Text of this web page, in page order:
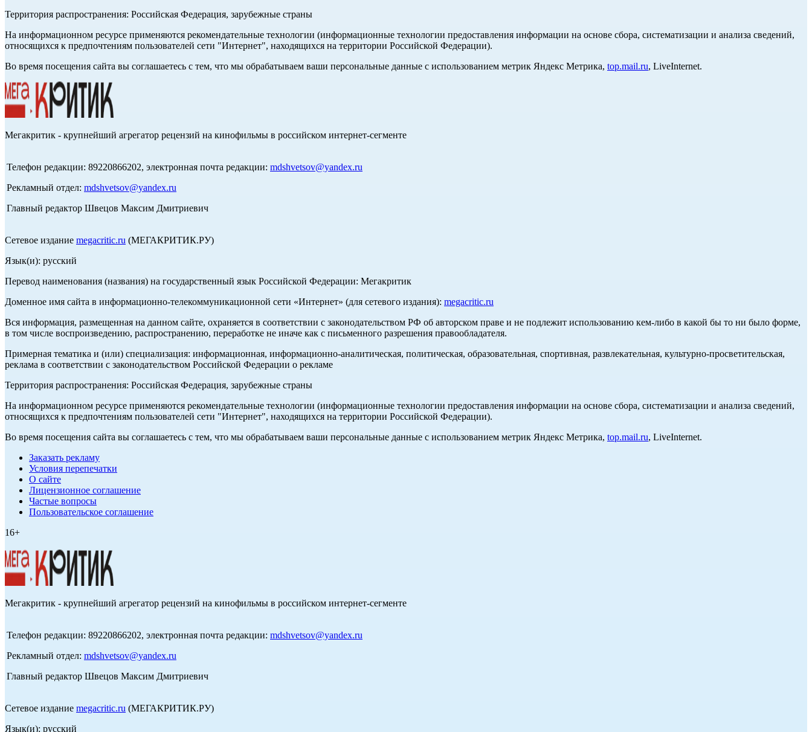
Территория распространения: Российская Федерация, зарубежные страны
На информационном ресурсе применяются рекомендательные технологии (информационные технологии предоставления информации на основе сбора, систематизации и анализа сведений,
относящихся к предпочтениям пользователей сети "Интернет", находящихся на территории Российской Федерации).
Во время посещения сайта вы соглашаетесь с тем, что мы обрабатываем ваши персональные данные с использованием метрик Яндекс Метрика, top.mail.ru, LiveInternet.
Мегакритик - крупнейший агрегатор рецензий на кинофильмы в российском интернет-сегменте
Телефон редакции: 89220866202, электронная почта редакции: mdshvetsov@yandex.ru
Рекламный отдел: mdshvetsov@yandex.ru
Главный редактор Швецов Максим Дмитриевич
Сетевое издание megacritic.ru (МЕГАКРИТИК.РУ)
Язык(и): русский
Перевод наименования (названия) на государственный язык Российской Федерации: Мегакритик
Доменное имя сайта в информационно-телекоммуникационной сети «Интернет» (для сетевого издания): megacritic.ru
Вся информация, размещенная на данном сайте, охраняется в соответствии с законодательством РФ об авторском праве и не подлежит использованию кем-либо в какой бы то ни было форме,
в том числе воспроизведению, распространению, переработке не иначе как с письменного разрешения правообладателя.
Примерная тематика и (или) специализация: информационная, информационно-аналитическая, политическая, образовательная, спортивная, развлекательная, культурно-просветительская,
реклама в соответствии с законодательством Российской Федерации о рекламе
Территория распространения: Российская Федерация, зарубежные страны
На информационном ресурсе применяются рекомендательные технологии (информационные технологии предоставления информации на основе сбора, систематизации и анализа сведений,
относящихся к предпочтениям пользователей сети "Интернет", находящихся на территории Российской Федерации).
Во время посещения сайта вы соглашаетесь с тем, что мы обрабатываем ваши персональные данные с использованием метрик Яндекс Метрика, top.mail.ru, LiveInternet.
Заказать рекламу
Условия перепечатки
О сайте
Лицензионное соглашение
Частые вопросы
Пользовательское соглашение
16+
Мегакритик - крупнейший агрегатор рецензий на кинофильмы в российском интернет-сегменте
Телефон редакции: 89220866202, электронная почта редакции: mdshvetsov@yandex.ru
Рекламный отдел: mdshvetsov@yandex.ru
Главный редактор Швецов Максим Дмитриевич
Сетевое издание megacritic.ru (МЕГАКРИТИК.РУ)
Язык(и): русский